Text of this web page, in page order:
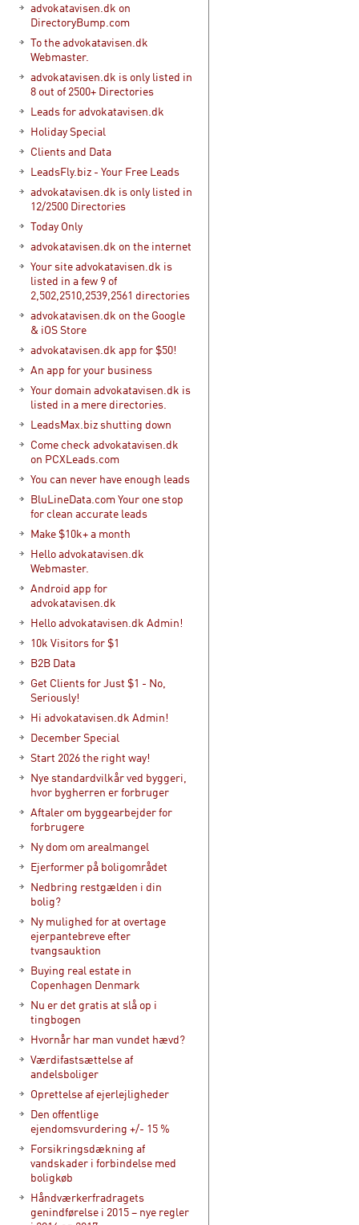
advokatavisen.dk on
DirectoryBump.com
To the advokatavisen.dk
Webmaster.
advokatavisen.dk is only listed in
8 out of 2500+ Directories
Leads for advokatavisen.dk
Holiday Special
Clients and Data
LeadsFly.biz - Your Free Leads
advokatavisen.dk is only listed in
12/2500 Directories
Today Only
advokatavisen.dk on the internet
Your site advokatavisen.dk is
listed in a few 9 of
2,502,2510,2539,2561 directories
advokatavisen.dk on the Google
& iOS Store
advokatavisen.dk app for $50!
An app for your business
Your domain advokatavisen.dk is
listed in a mere directories.
LeadsMax.biz shutting down
Come check advokatavisen.dk
on PCXLeads.com
You can never have enough leads
BluLineData.com Your one stop
for clean accurate leads
Make $10k+ a month
Hello advokatavisen.dk
Webmaster.
Android app for
advokatavisen.dk
Hello advokatavisen.dk Admin!
10k Visitors for $1
B2B Data
Get Clients for Just $1 - No,
Seriously!
Hi advokatavisen.dk Admin!
December Special
Start 2026 the right way!
Nye standardvilkår ved byggeri,
hvor bygherren er forbruger
Aftaler om byggearbejder for
forbrugere
Ny dom om arealmangel
Ejerformer på boligområdet
Nedbring restgælden i din
bolig?
Ny mulighed for at overtage
ejerpantebreve efter
tvangsauktion
Buying real estate in
Copenhagen Denmark
Nu er det gratis at slå op i
tingbogen
Hvornår har man vundet hævd?
Værdifastsættelse af
andelsboliger
Oprettelse af ejerlejligheder
Den offentlige
ejendomsvurdering +/- 15 %
Forsikringsdækning af
vandskader i forbindelse med
boligkøb
Håndværkerfradragets
genindførelse i 2015 – nye regler